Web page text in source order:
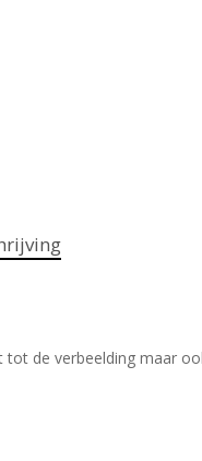
de verbeelding maar